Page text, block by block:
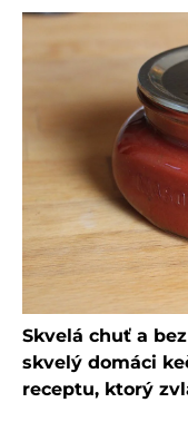
Skvelá chuť a
skvelý domáci
receptu, ktorý